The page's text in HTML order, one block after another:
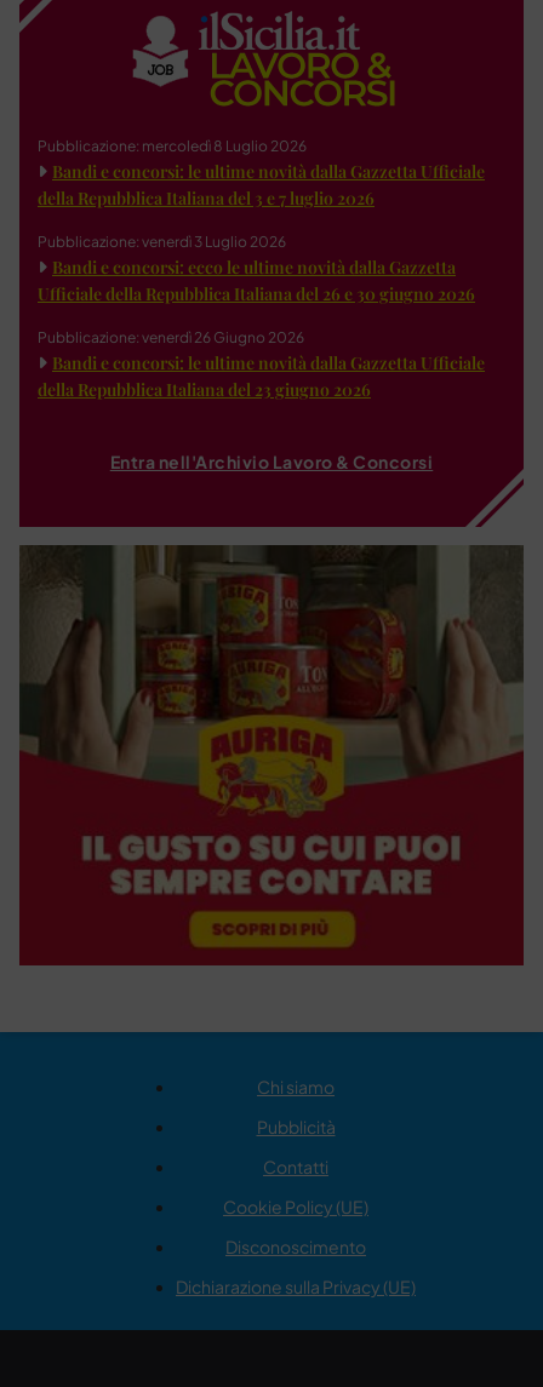
Pubblicazione: mercoledì 8 Luglio 2026
Bandi e concorsi: le ultime novità dalla Gazzetta Ufficiale
della Repubblica Italiana del 3 e 7 luglio 2026
Pubblicazione: venerdì 3 Luglio 2026
Bandi e concorsi: ecco le ultime novità dalla Gazzetta
Ufficiale della Repubblica Italiana del 26 e 30 giugno 2026
Pubblicazione: venerdì 26 Giugno 2026
Bandi e concorsi: le ultime novità dalla Gazzetta Ufficiale
della Repubblica Italiana del 23 giugno 2026
Entra nell'Archivio Lavoro & Concorsi
Chi siamo
Pubblicità
Contatti
Cookie Policy (UE)
Disconoscimento
Dichiarazione sulla Privacy (UE)